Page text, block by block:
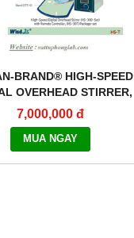
BRAND® HIGH-SPEED
OVERHEAD STIRRER,
“HS-T”
7,000,000 đ
MUA NGAY